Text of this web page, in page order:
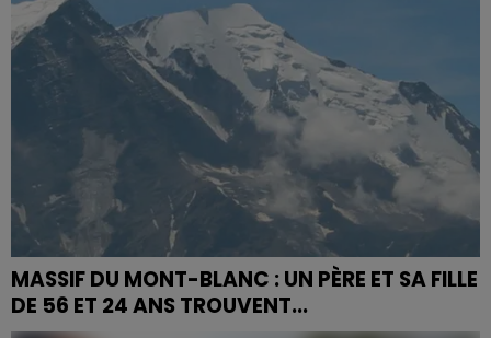
MASSIF DU MONT-BLANC : UN PÈRE ET SA FILLE
DE 56 ET 24 ANS TROUVENT...